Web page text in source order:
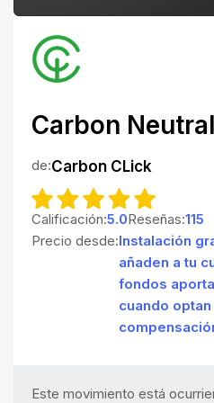
Carbon
de:Carbon CLick
Calificación:5.0Reseñas:115
Precio desde:Instalación
añaden a tu
fondos
cuando
Este movimiento está